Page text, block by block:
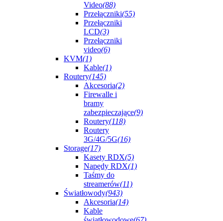
Video(88)
Przełączniki(55)
Przełączniki
LCD(3)
Przełączniki
video(6)
KVM(1)
Kable(1)
Routery(145)
Akcesoria(2)
Firewalle i
bramy
zabezpieczające(9)
Routery(118)
Routery
3G/4G/5G(16)
Storage(17)
Kasety RDX(5)
Napędy RDX(1)
Taśmy do
streamerów(11)
Światłowody(943)
Akcesoria(14)
Kable